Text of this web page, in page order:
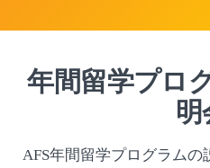
年間留学プロ
明
AFS年間留学プログラム